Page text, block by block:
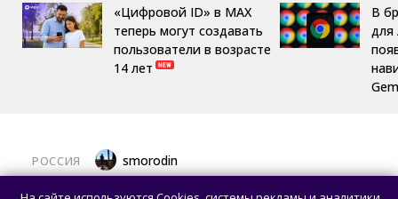
«Цифровой ID» в MAX
теперь могут создавать
пользователи в возрасте
14 лет
В
для
РОССИЯ smorodin
MAX откроет API и документацию, чтобы